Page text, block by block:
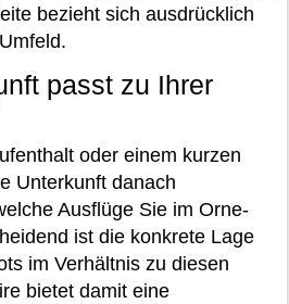
bezieht sich ausdrücklich
passt zu Ihrer
oder einem kurzen
Unterkunft danach
Ausflüge Sie im Orne-
ist die konkrete Lage
im Verhältnis zu diesen
bietet damit eine